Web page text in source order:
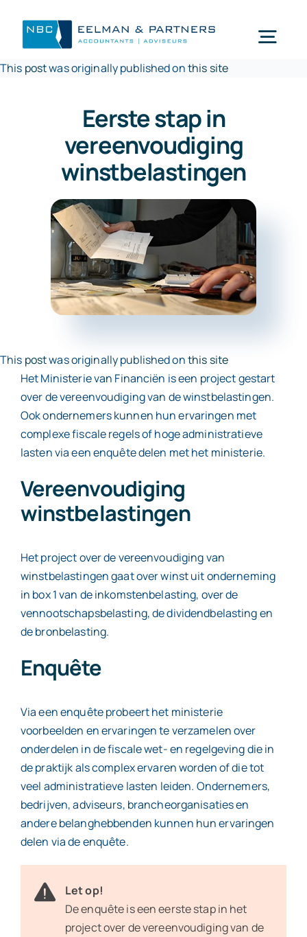
inhoud
Wie zijn wij
Mijn NBC Eelman & Partners
Nieuws
Werken bij
This postwas originally published onthis site
Eerste stap in
vereenvoudiging
winstbelastingen
This postwas originally published onthis site
Het Ministerie van Financiën is een project gestart
over de vereenvoudiging van de winstbelastingen.
Ook ondernemers kunnen hun ervaringen met
complexe fiscale regels of hoge administratieve
lasten via een enquête delen met het ministerie.
Vereenvoudiging
winstbelastingen
Het project over de vereenvoudiging van
winstbelastingen gaat over winst uit onderneming
in box 1 van de inkomstenbelasting, over de
vennootschapsbelasting, de dividendbelasting en
de bronbelasting.
Enquête
Via een enquête probeert het ministerie
voorbeelden en ervaringen te verzamelen over
onderdelen in de fiscale wet- en regelgeving die in
de praktijk als complex ervaren worden of die tot
veel administratieve lasten leiden. Ondernemers,
bedrijven, adviseurs, brancheorganisaties en
andere belanghebbenden kunnen hun ervaringen
delen via de enquête.
Let op!
De enquête is een eerste stap in het
project over de vereenvoudiging van de